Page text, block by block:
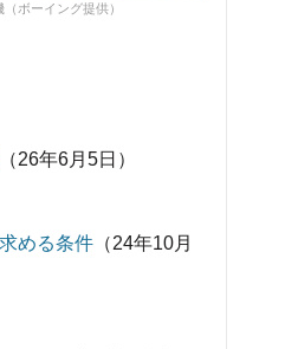
ボーイング提供）
（26年6月5日）
める条件 （24年10月